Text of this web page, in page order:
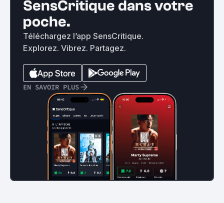
SensCritique dans votre
poche.
Téléchargez l’app SensCritique.
Explorez. Vibrez. Partagez.
EN SAVOIR PLUS